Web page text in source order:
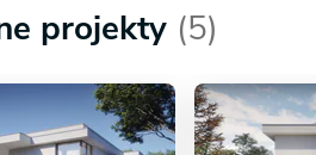
projekty (5)